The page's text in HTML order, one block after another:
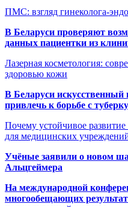
ПМС: взгляд гинеколога-
В Беларуси проверяют
данных пациентки из
Лазерная косметология:
здоровью кожи
В Беларуси искусственный
привлечь к борьбе с
Почему устойчивое
для медицинских
Учёные заявили о новом
Альцгеймера
На международной
многообещающих